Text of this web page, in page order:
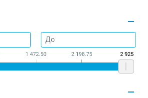
1 472.50 2 198.75 2 925